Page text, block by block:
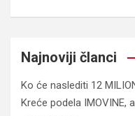
Najnoviji članci
Ko će naslediti 12
Kreće podela IMOVINE,